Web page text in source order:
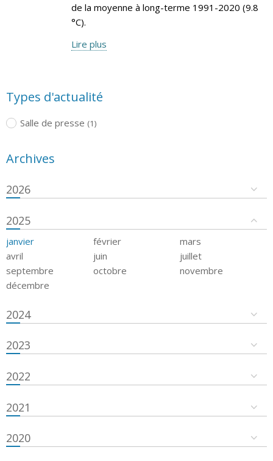
de la moyenne à long-terme 1991-2020 (9.8
°C).
Lire plus
Types d'actualité
Salle de presse (1)
Archives
2026
2025
janvier février
mars
avril
juin
juillet
septembre
octobre
novembre
décembre
2024
2023
2022
2021
2020